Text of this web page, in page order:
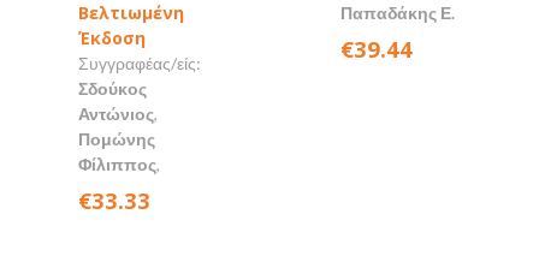
Βελτιωμένη
Έκδοση
Συγγραφέας/είς:
Σδούκος
Αντώνιος,
Πομώνης
Φίλιππος,
€33.33
Παπαδάκης Ε.
€39.44